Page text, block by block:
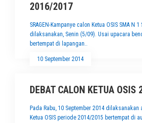
2016/2017
SRAGEN-Kampanye calon Ketua OSIS SMA N
dilaksanakan, Senin (5/09). Usai upacara
bertempat di lapangan..
10 September 2014
DEBAT CALON KETUA
Pada Rabu, 10 September 2014 dilaksanakan
Ketua OSIS periode 2014/2015 bertempat di